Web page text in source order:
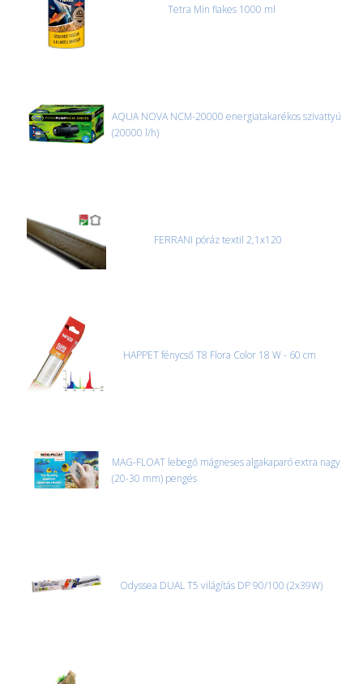
Tetra Min flakes 1000 ml
AQUA NOVA NCM-20000 energiatakarékos szivattyú
(20000 l/h)
FERRANI póráz textil 2,1x120
HAPPET fénycső T8 Flora Color 18 W - 60 cm
MAG-FLOAT lebegő mágneses algakaparó extra nagy
(20-30 mm) pengés
Odyssea DUAL T5 világítás DP 90/100 (2x39W)